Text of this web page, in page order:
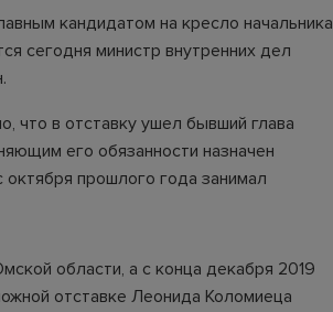
кандидатом на кресло начальника
сегодня министр внутренних дел
что в отставку ушел бывший глава
его обязанности назначен
прошлого года занимал
области, а с конца декабря 2019
отставке Леонида Коломиеца